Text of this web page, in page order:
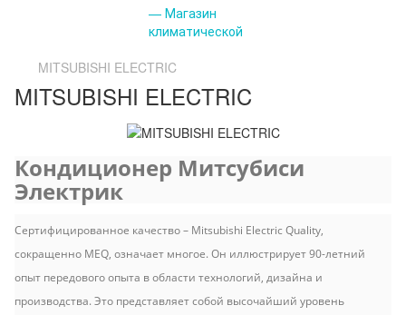
MITSUBISHI ELECTRIC
MITSUBISHI ELECTRIC
Кондиционер Митсубиси
Электрик
Сертифицированное качество – Mitsubishi Electric Quality,
сокращенно MEQ, означает многое. Он иллюстрирует 90-летний
опыт передового опыта в области технологий, дизайна и
производства. Это представляет собой высочайший уровень